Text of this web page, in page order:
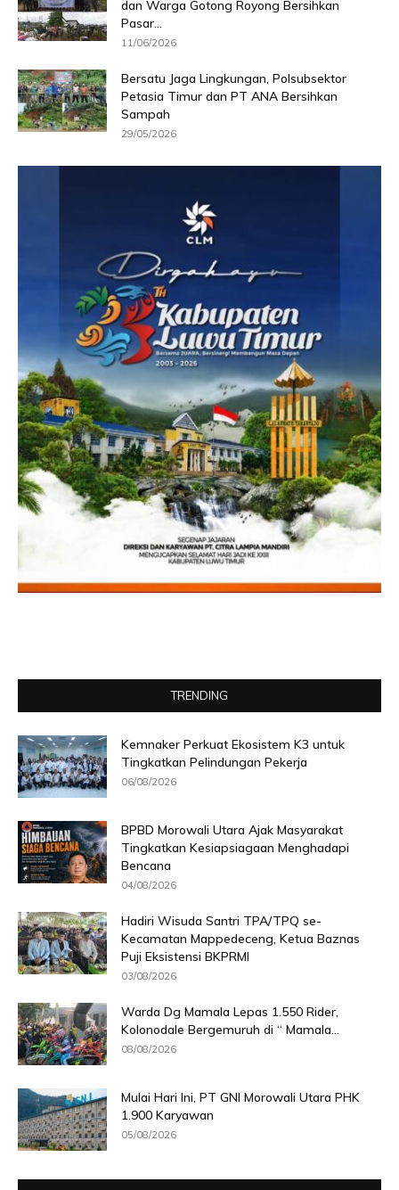
dan Warga Gotong Royong Bersihkan
Pasar...
11/06/2026
Bersatu Jaga Lingkungan, Polsubsektor
Petasia Timur dan PT ANA Bersihkan
Sampah
29/05/2026
TRENDING
Kemnaker Perkuat Ekosistem K3 untuk
Tingkatkan Pelindungan Pekerja
06/08/2026
BPBD Morowali Utara Ajak Masyarakat
Tingkatkan Kesiapsiagaan Menghadapi
Bencana
04/08/2026
Hadiri Wisuda Santri TPA/TPQ se-
Kecamatan Mappedeceng, Ketua Baznas
Puji Eksistensi BKPRMI
03/08/2026
Warda Dg Mamala Lepas 1.550 Rider,
Kolonodale Bergemuruh di “ Mamala...
08/08/2026
Mulai Hari Ini, PT GNI Morowali Utara PHK
1.900 Karyawan
05/08/2026